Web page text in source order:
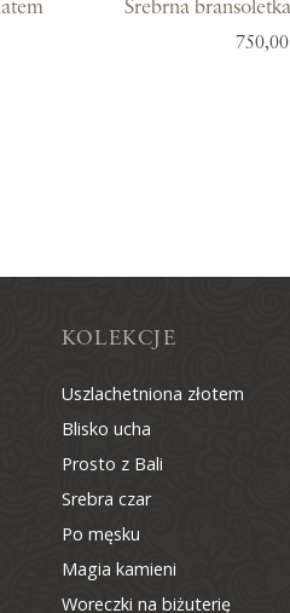
Srebrna
750,00
KOLEKCJE
Uszlachetniona złotem
Blisko ucha
Prosto z Bali
Srebra czar
Po męsku
Magia kamieni
Woreczki na biżuterię